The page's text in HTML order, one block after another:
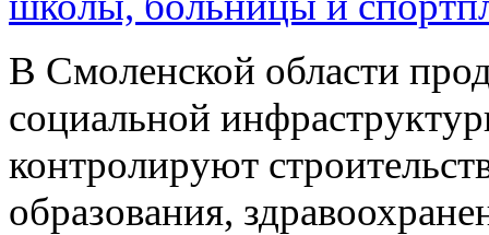
В Смоленской области
социальной
контролируют
образования,